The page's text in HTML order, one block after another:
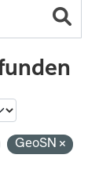
GeoSN